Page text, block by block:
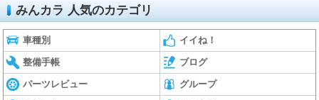
みんカラ 人気のカテゴリ
車種別 イイね！
整備手帳 ブログ
パーツレビュー グループ